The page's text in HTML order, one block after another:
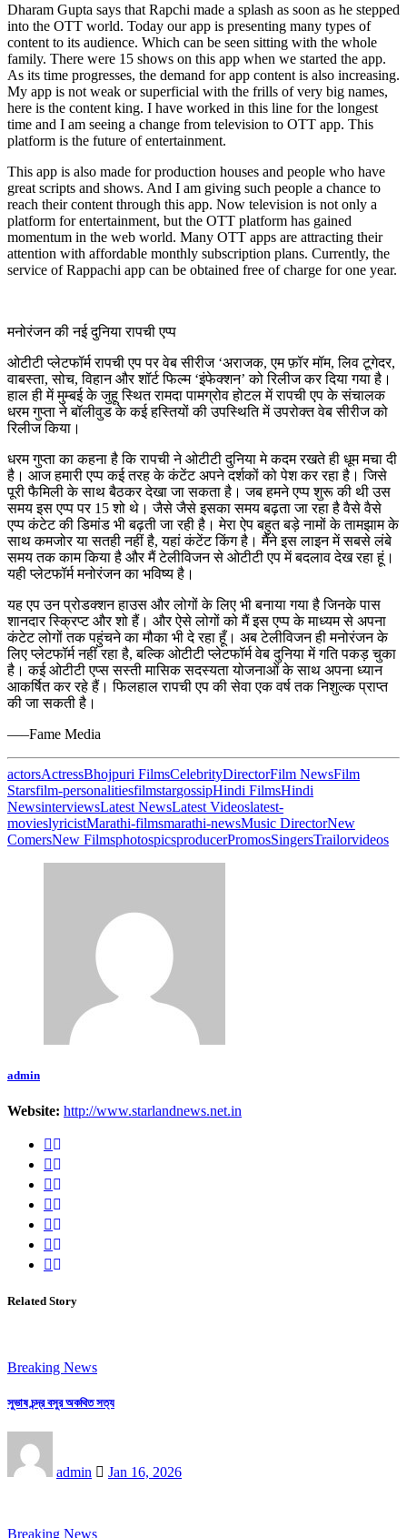
Dharam Gupta says that Rapchi made a splash as soon as he stepped
into the OTT world. Today our app is presenting many types of
content to its audience. Which can be seen sitting with the whole
family. There were 15 shows on this app when we started the app.
As its time progresses, the demand for app content is also increasing.
My app is not weak or superficial with the frills of very big names,
here is the content king. I have worked in this line for the longest
time and I am seeing a change from television to OTT app. This
platform is the future of entertainment.
This app is also made for production houses and people who have
great scripts and shows. And I am giving such people a chance to
reach their content through this app. Now television is not only a
platform for entertainment, but the OTT platform has gained
momentum in the web world. Many OTT apps are attracting their
attention with affordable monthly subscription plans. Currently, the
service of Rappachi app can be obtained free of charge for one year.
मनोरंजन की नई दुनिया रापची एप्प
ओटीटी प्लेटफॉर्म रापची एप पर वेब सीरीज ‘अराजक, एम फ़ॉर मॉम, लिव टूगेदर,
वाबस्ता, सोच, विहान और शॉर्ट फिल्म ‘इंफेक्शन’ को रिलीज कर दिया गया है।
हाल ही में मुम्बई के जुहू स्थित रामदा पामग्रोव होटल में रापची एप के संचालक
धरम गुप्ता ने बॉलीवुड के कई हस्तियों की उपस्थिति में उपरोक्त वेब सीरीज को
रिलीज किया।
धरम गुप्ता का कहना है कि रापची ने ओटीटी दुनिया मे कदम रखते ही धूम मचा दी
है। आज हमारी एप्प कई तरह के कंटेंट अपने दर्शकों को पेश कर रहा है। जिसे
पूरी फैमिली के साथ बैठकर देखा जा सकता है। जब हमने एप्प शुरू की थी उस
समय इस एप्प पर 15 शो थे। जैसे जैसे इसका समय बढ़ता जा रहा है वैसे वैसे
एप्प कंटेट की डिमांड भी बढ़ती जा रही है। मेरा ऐप बहुत बड़े नामों के तामझाम के
साथ कमजोर या सतही नहीं है, यहां कंटेंट किंग है। मैंने इस लाइन में सबसे लंबे
समय तक काम किया है और मैं टेलीविजन से ओटीटी एप में बदलाव देख रहा हूं।
यही प्लेटफॉर्म मनोरंजन का भविष्य है।
यह एप उन प्रोडक्शन हाउस और लोगों के लिए भी बनाया गया है जिनके पास
शानदार स्क्रिप्ट और शो हैं। और ऐसे लोगों को मैं इस एप्प के माध्यम से अपना
कंटेट लोगों तक पहुंचने का मौका भी दे रहा हूँ। अब टेलीविजन ही मनोरंजन के
लिए प्लेटफॉर्म नहीं रहा है, बल्कि ओटीटी प्लेटफॉर्म वेब दुनिया में गति पकड़ चुका
है। कई ओटीटी एप्स सस्ती मासिक सदस्यता योजनाओं के साथ अपना ध्यान
आकर्षित कर रहे हैं। फिलहाल रापची एप की सेवा एक वर्ष तक निशुल्क प्राप्त
की जा सकती है।
—–Fame Media
actorsActressBhojpuri FilmsCelebrityDirectorFilm NewsFilm
Starsfilm-personalitiesfilmstargossipHindi FilmsHindi
NewsinterviewsLatest NewsLatest Videoslatest-
movieslyricistMarathi-filmsmarathi-newsMusic DirectorNew
ComersNew FilmsphotospicsproducerPromosSingersTrailorvideos
admin
Website: http://www.starlandnews.net.in
Related Story
Breaking News
সুভাষ চন্দ্র বসুর অকথিত সত্য
admin Jan 16, 2026
Breaking News